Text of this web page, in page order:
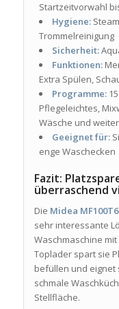
Startzeitvorwahl
Hygiene:
Trommelreinigung
Sicherheit:
Funktionen:
Extra Spülen,
Programme:15
Pflegeleichtes,
Wäsche und
Geeignet für:
enge Waschecken
Fazit:
überraschend
Die Midea
sehr interessante
Waschmaschine
Toplader spart sie
befüllen und eignet
schmale
Stellfläche.